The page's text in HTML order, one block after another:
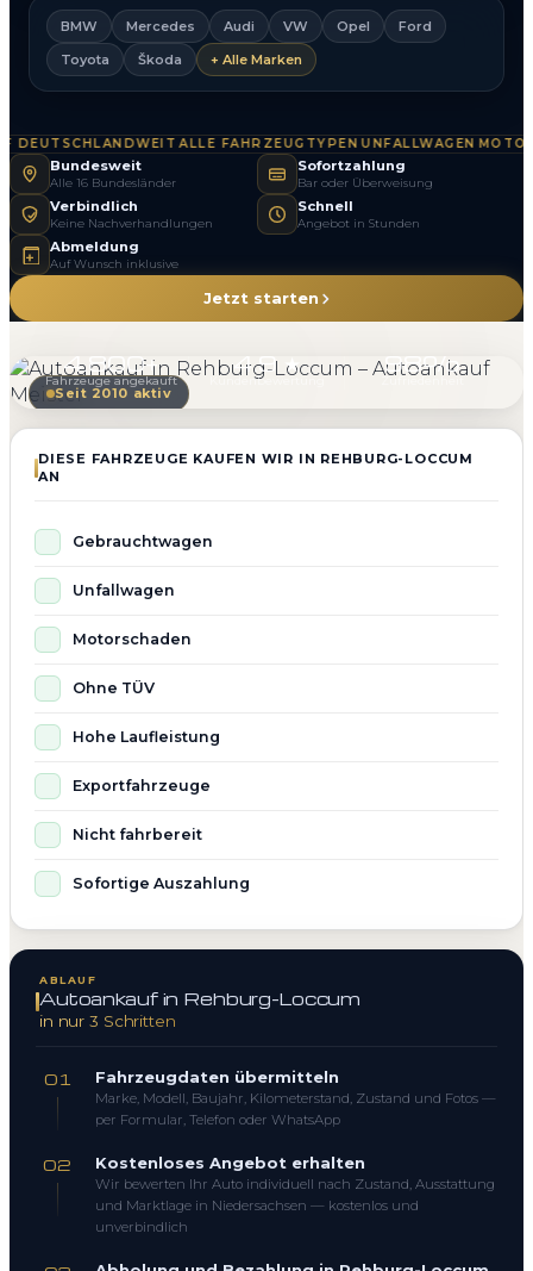
BMW Mercedes Audi VW Opel
Ford
Toyota
Škoda + Alle Marken
ALLE FAHRZEUGTYPEN·UNFALLWAGEN·
Bundesweit
Alle 16 Bundesländer
Sofortzahlung
Bar oder Überweisung
Verbindlich
Keine Nachverhandlungen
Schnell
Angebot in Stunden
Abmeldung
Auf Wunsch inklusive
Jetzt starten
Seit 2010 aktiv
4.800+
Fahrzeuge angekauft
4.9 ★
Kundenbewertung
98%
Zufriedenheit
DIESE FAHRZEUGE KAUFEN WIR IN REHBURG-LOCCUM
AN
Gebrauchtwagen
Unfallwagen
Motorschaden
Ohne TÜV
Hohe Laufleistung
Exportfahrzeuge
Nicht fahrbereit
Sofortige Auszahlung
ABLAUF
Autoankauf in Rehburg-Loccum
in nur 3 Schritten
01 Fahrzeugdaten übermitteln
Marke, Modell, Baujahr, Kilometerstand, Zustand und Fotos —
per Formular, Telefon oder WhatsApp
02 Kostenloses Angebot erhalten
Wir bewerten Ihr Auto individuell nach Zustand, Ausstattung
und Marktlage in Niedersachsen — kostenlos und
unverbindlich